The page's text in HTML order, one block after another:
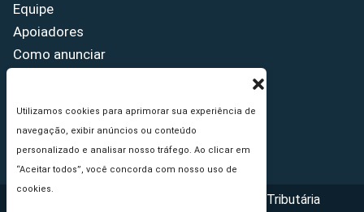
Utilizamos cookies para aprimorar sua experiência de
navegação, exibir anúncios ou conteúdo
personalizado e analisar nosso tráfego. Ao clicar em
“Aceitar todos”, você concorda com nosso uso de
cookies.
Equipe
Apoiadores
Como anunciar
Princípios Editoriais
Copyright © 2026 - Portal da Reforma Tributária